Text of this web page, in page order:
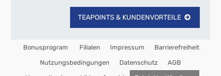
TEAPOINTS & KUNDENVORTEILE
Bonusprogram Filialen Impressum Barrierefreiheit
Nutzungsbedingungen Datenschutz AGB